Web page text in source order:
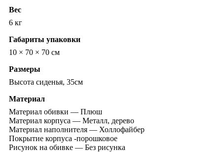
Вес
6 кг
Габариты упаковки
10 × 70 × 70 см
Размеры
Высота сиденья, 35см
Материал
Материал обивки — Плюш
Материал корпуса — Металл, дерево
Материал наполнителя — Холлофайбер
Покрытие корпуса -порошковое
Рисунок на обивке — Без рисунка